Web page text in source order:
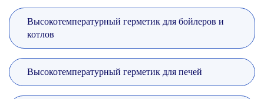
Высокотемпературный герметик для бойлеров и
котлов
Высокотемпературный герметик для печей